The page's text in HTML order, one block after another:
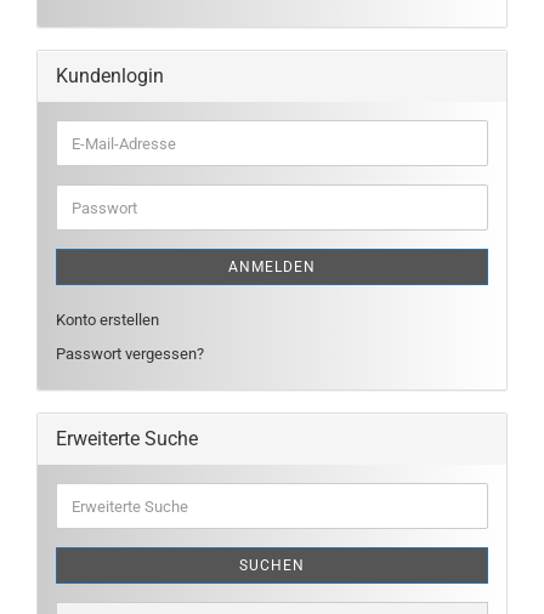
Kundenlogin
E-
Mail-
Adresse
Passwort
ANMELDEN
Konto erstellen
Passwort vergessen?
Erweiterte Suche
Suche
SUCHEN